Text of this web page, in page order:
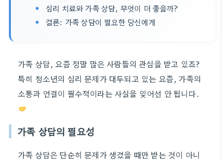
심리 치료와 가족 상담, 무엇이 더 좋을까?
결론: 가족 상담이 필요한 당신에게
가족 상담, 요즘 정말 많은 사람들의 관심을 받고 있죠?
특히 청소년의 심리 문제가 대두되고 있는 요즘, 가족의
소통과 연결이 필수적이라는 사실을 잊어선 안 됩니다.
가족 상담의 필요성
가족 상담은 단순히 문제가 생겼을 때만 받는 것이 아니